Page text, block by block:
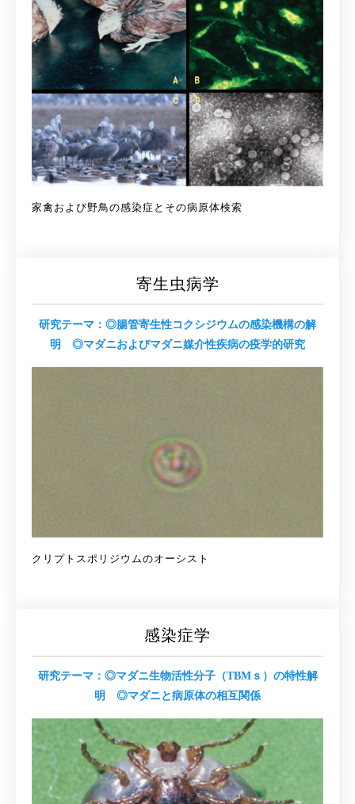
家禽および野鳥の感染症とその病原体検索
寄生虫病学
研究テーマ：◎腸管寄生性コクシジウムの感染機構の解
明 ◎マダニおよびマダニ媒介性疾病の疫学的研究
クリプトスポリジウムのオーシスト
感染症学
研究テーマ：◎マダニ生物活性分子（TBMｓ）の特性解
明 ◎マダニと病原体の相互関係